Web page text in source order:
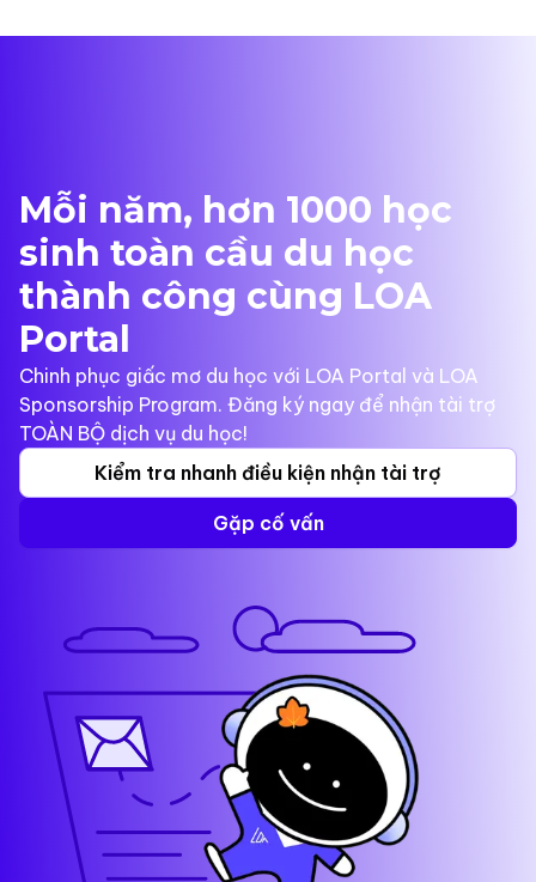
Mỗi năm, hơn 1000 học
sinh toàn cầu du học
thành công cùng LOA
Portal
Chinh phục giấc mơ du học với LOA Portal và LOA
Sponsorship Program. Đăng ký ngay để nhận tài trợ
TOÀN BỘ dịch vụ du học!
Kiểm tra nhanh điều kiện nhận tài trợ
Gặp cố vấn